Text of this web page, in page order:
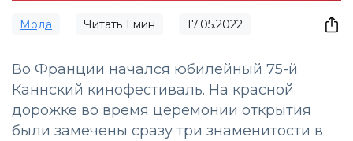
Мода Читать 1 мин 17.05.2022
Во Франции начался юбилейный 75-й
Каннский кинофестиваль. На красной
дорожке во время церемонии открытия
были замечены сразу три знаменитости в